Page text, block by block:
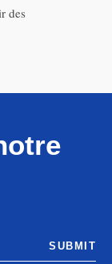
des
SUBMIT